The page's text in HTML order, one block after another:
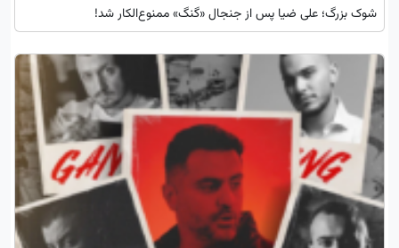
شوک بزرگ؛ علی ضیا پس از جنجال «گنگ» ممنوع‌الکار شد!